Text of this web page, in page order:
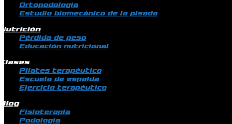
Ortopodología
Estudio biomecánico de la pisada
Pérdida de peso
Educación nutricional
Pilates terapéutico
Escuela de espalda
Ejercicio terapéutico
Fisioterapia
Podologia